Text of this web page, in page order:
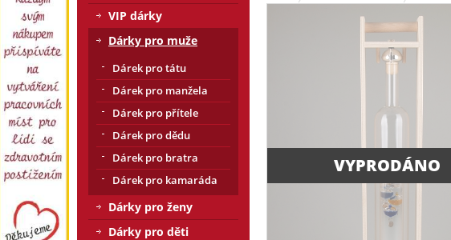
VYPRODÁNO
VIP dárky
Dárky pro muže
Dárek pro tátu
Dárek pro manžela
Dárek pro přítele
Dárek pro dědu
Dárek pro bratra
Dárek pro kamaráda
Dárky pro ženy
Dárky pro děti